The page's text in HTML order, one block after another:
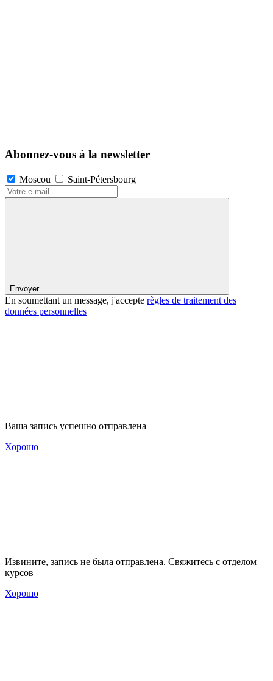
Abonnez-vous à la newsletter
Moscou Saint-Pétersbourg
Envoyer
En soumettant un message, j'accepte règles de traitement des
données personnelles
Ваша запись успешно отправлена
Хорошо
Извините, запись не была отправлена. Свяжитесь с отделом
курсов
Хорошо